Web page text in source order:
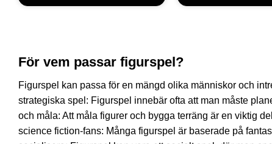
För vem passar figurspel?
Figurspel kan passa för en mängd olika människor och
strategiska spel: Figurspel innebär ofta att man måste
och måla: Att måla figurer och bygga terräng är en viktig
science fiction-fans: Många figurspel är baserade på